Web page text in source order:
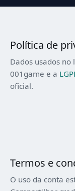
Política de
Dados usados
001game e a
oficial.
Termos e
O uso da conta